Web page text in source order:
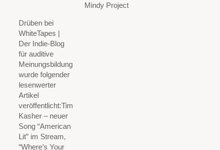
Drüben bei
WhiteTapes |
Der Indie-Blog
für auditive
Meinungsbildung
wurde folgender
lesenwerter
Artikel
veröffentlicht:Tim
Kasher – neuer
Song “American
Lit” im Stream,
“Where’s Your
Mindy Project